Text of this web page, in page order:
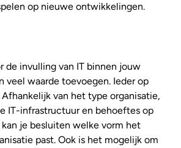
op nieuwe ontwikkelingen.
de invulling van IT binnen jouw
veel waarde toevoegen. Ieder op
van het type organisatie,
IT-infrastructuur en behoeftes op
je besluiten welke vorm het
past. Ook is het mogelijk om